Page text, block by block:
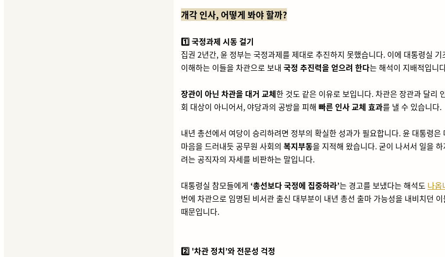
개각 인사, 어떻게 봐야 할까?
1️⃣ 국정과제 시동 걸기
집권 2년간, 윤 정부는 국정과제를 제대로 추진하지 못했습니다. 이에 대통령실 기
이해하는 이들을 차관으로 보내 국정 추진력을 얻으려 한다는 해석이 지배적입니
장관이 아닌 차관을 대거 교체한 것도 같은 이유로 보입니다. 차관은 장관과 달리
회 대상이 아니어서, 야당과의 공방을 피해 빠른 인사 교체 효과를 낼 수 있습니다.
내년 총선에서 여당이 승리하려면 정부의 확실한 성과가 필요합니다. 윤 대통령은
마음을 드러내듯 공무원 사회의 복지부동을 지적해 왔습니다. 굳이 나서서 일을
려는 공직자의 자세를 비판하는 말입니다.
대통령실 참모들에게 ‘총선보다 국정에 집중하라’는 경고를 보냈다는 해석도 나옵
번에 차관으로 임명된 비서관 출신 대부분이 내년 총선 출마 가능성을 내비치던 이
때문입니다.
2️⃣ '차관 정치’와 전문성 걱정